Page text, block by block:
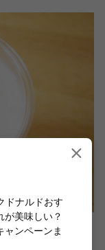
とよく似てい
ドナルドおす
が美味しい？
ャンペーンま